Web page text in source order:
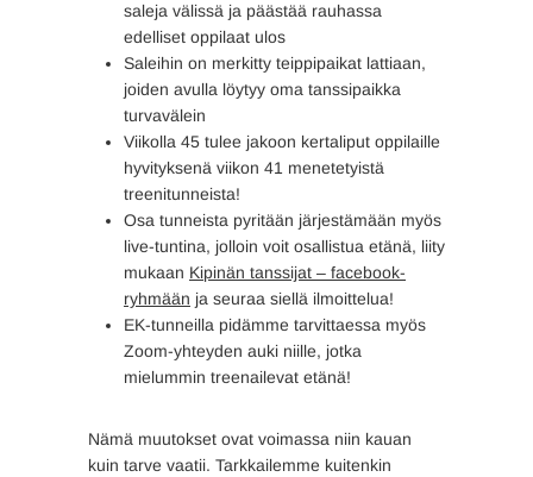
saleja välissä ja päästää rauhassa
edelliset oppilaat ulos
Saleihin on merkitty teippipaikat lattiaan,
joiden avulla löytyy oma tanssipaikka
turvavälein
Viikolla 45 tulee jakoon kertaliput oppilaille
hyvityksenä viikon 41 menetetyistä
treenitunneista!
Osa tunneista pyritään järjestämään myös
live-tuntina, jolloin voit osallistua etänä, liity
mukaan Kipinän tanssijat – facebook-
ryhmään ja seuraa siellä ilmoittelua!
EK-tunneilla pidämme tarvittaessa myös
Zoom-yhteyden auki niille, jotka
mielummin treenailevat etänä!
Nämä muutokset ovat voimassa niin kauan
kuin tarve vaatii. Tarkkailemme kuitenkin